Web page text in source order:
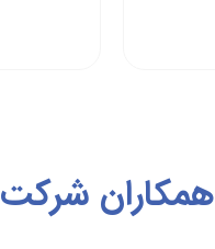
همکاران شرکت